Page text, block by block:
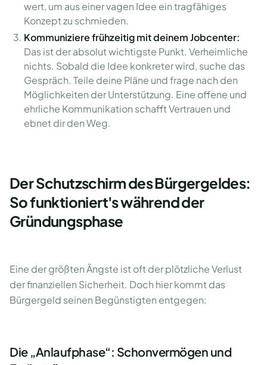
wert, um aus einer vagen Idee ein tragfähiges
Konzept zu schmieden.
Kommuniziere frühzeitig mit deinem Jobcenter:
Das ist der absolut wichtigste Punkt. Verheimliche
nichts. Sobald die Idee konkreter wird, suche das
Gespräch. Teile deine Pläne und frage nach den
Möglichkeiten der Unterstützung. Eine offene und
ehrliche Kommunikation schafft Vertrauen und
ebnet dir den Weg.
Der Schutzschirm des Bürgergeldes:
So funktioniert's während der
Gründungsphase
Eine der größten Ängste ist oft der plötzliche Verlust
der finanziellen Sicherheit. Doch hier kommt das
Bürgergeld seinen Begünstigten entgegen:
Die „Anlaufphase“: Schonvermögen und